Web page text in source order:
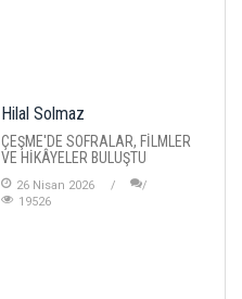
Hilal Solmaz
ÇEŞME'DE SOFRALAR, FİLMLER
VE HİKÂYELER BULUŞTU
26 Nisan 2026
19526